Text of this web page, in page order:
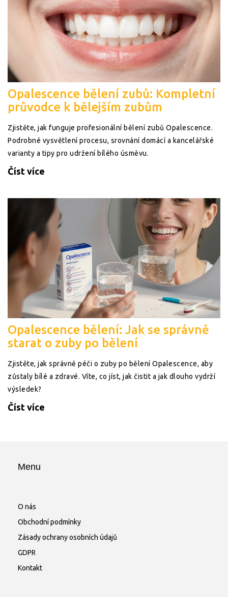
Opalescence bělení zubů: Kompletní
průvodce k bělejším zubům
Zjistěte, jak funguje profesionální bělení zubů Opalescence.
Podrobné vysvětlení procesu, srovnání domácí a kancelářské
varianty a tipy pro udržení bílého úsměvu.
Číst více
Opalescence bělení: Jak se správně
starat o zuby po bělení
Zjistěte, jak správně péči o zuby po bělení Opalescence, aby
zůstaly bílé a zdravé. Víte, co jíst, jak čistit a jak dlouho vydrží
výsledek?
Číst více
Menu
O nás
Obchodní podmínky
Zásady ochrany osobních údajů
GDPR
Kontakt